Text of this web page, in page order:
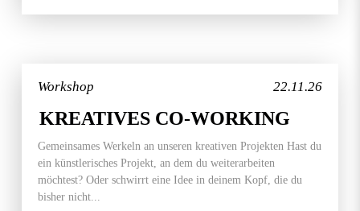
22.11.26
Workshop
KREATIVES CO-WORKING
Gemeinsames Werkeln an unseren kreativen Projekten Hast du
ein künstlerisches Projekt, an dem du weiterarbeiten
möchtest? Oder schwirrt eine Idee in deinem Kopf, die du
bisher nicht...